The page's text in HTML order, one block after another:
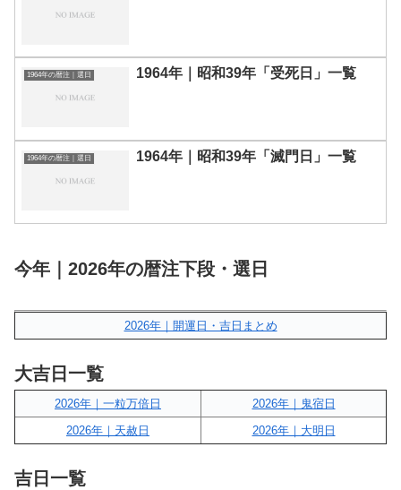
1964年の暦注｜選日 1964年｜昭和39年「受死日」一覧
1964年の暦注｜選日 1964年｜昭和39年「滅門日」一覧
今年｜2026年の暦注下段・選日
2026年｜開運日・吉日まとめ
大吉日一覧
2026年｜一粒万倍日
2026年｜鬼宿日
2026年｜天赦日
2026年｜大明日
吉日一覧